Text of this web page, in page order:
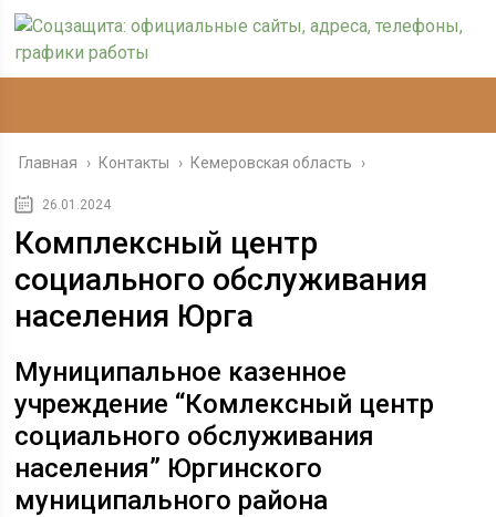
Главная › Контакты › Кемеровская область ›
26.01.2024
Комплексный центр
социального обслуживания
населения Юрга
Муниципальное казенное
учреждение “Комлексный центр
социального обслуживания
населения” Юргинского
муниципального района